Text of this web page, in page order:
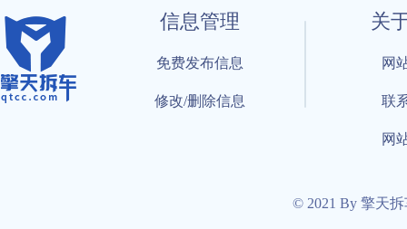
信息管理
免费发布信息
修改/删除信息
关
网
联
网
© 2021 By 擎天